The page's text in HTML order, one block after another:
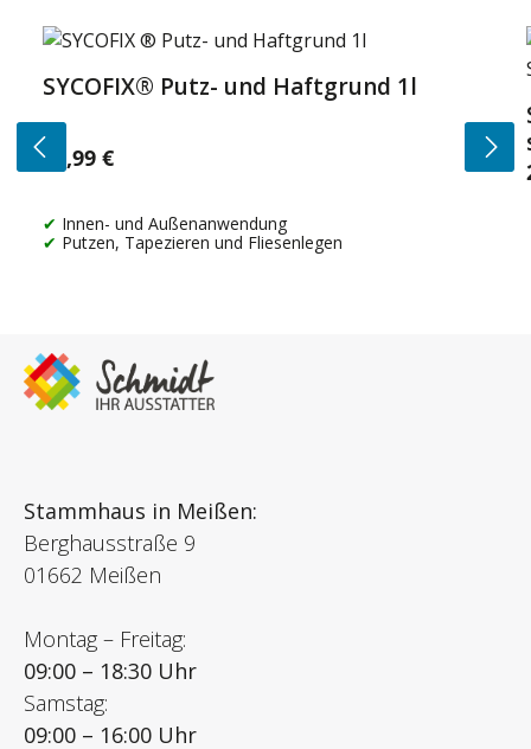
Produktgalerie überspringen
SYCOFIX® Putz- und Haftgrund 1l
Regulärer Preis:
14,99 €
Innen- und Außenanwendung
Putzen, Tapezieren und Fliesenlegen
Stammhaus in Meißen:
Berghausstraße 9
01662 Meißen
Montag – Freitag:
09:00 – 18:30 Uhr
Samstag:
09:00 – 16:00 Uhr